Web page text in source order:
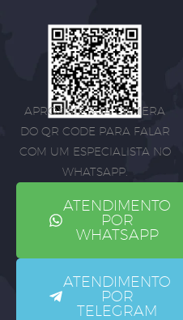
APROXIME SUA CÂMERA
DO QR CODE PARA FALAR
COM UM ESPECIALISTA NO
WHATSAPP.
ATENDIMENTO
POR
WHATSAPP
ATENDIMENTO
POR
TELEGRAM